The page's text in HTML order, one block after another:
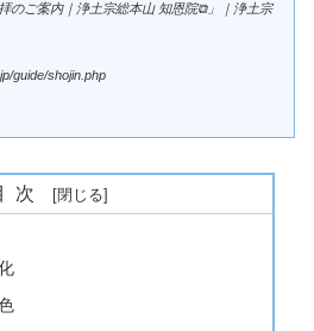
のご案内｜浄土宗総本山 知恩院⧉」｜浄土宗
guide/shojin.php
次